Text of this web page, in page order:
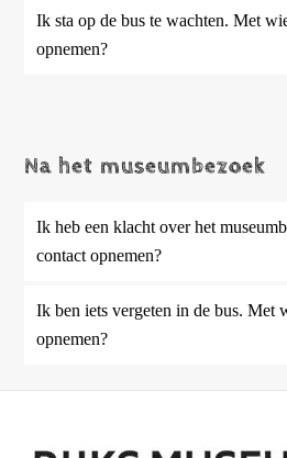
Ik sta op de bus te wachten. Met
opnemen?
Na het museumbezoek
Ik heb een klacht over het
contact opnemen?
Ik ben iets vergeten in de bus. Met
opnemen?